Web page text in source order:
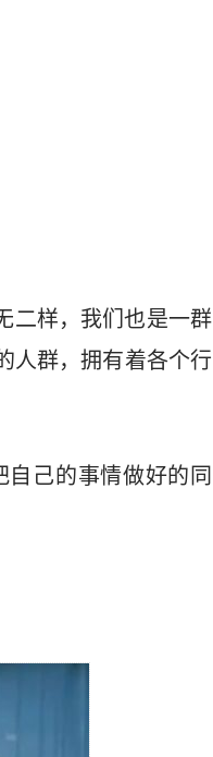
二样，我们也是一群
人群，拥有着各个行
己的事情做好的同